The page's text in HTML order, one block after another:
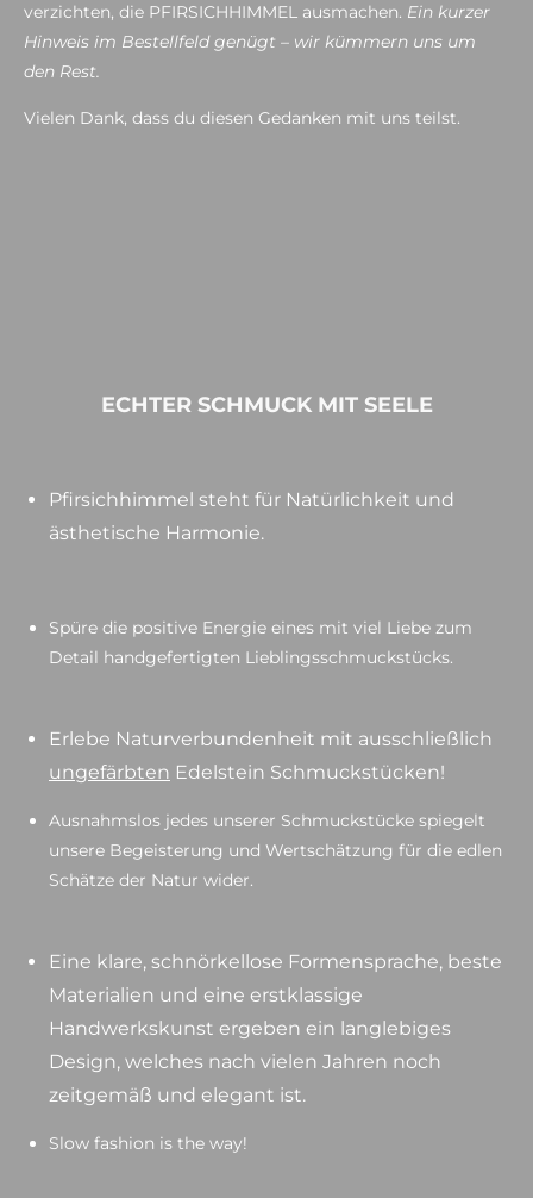
verzichten, die PFIRSICHHIMMEL ausmachen. Ein kurzer
Hinweis im Bestellfeld genügt – wir kümmern uns um
den Rest.
Vielen Dank, dass du diesen Gedanken mit uns teilst.
ECHTER SCHMUCK MIT SEELE
Pfirsichhimmel steht für Natürlichkeit und
ästhetische Harmonie.
Spüre die positive Energie eines mit viel Liebe zum
Detail handgefertigten Lieblingsschmuckstücks.
Erlebe Naturverbundenheit mit ausschließlich
ungefärbten Edelstein Schmuckstücken!
Ausnahmslos jedes unserer Schmuckstücke spiegelt
unsere Begeisterung und Wertschätzung für die edlen
Schätze der Natur wider.
Eine klare, schnörkellose Formensprache, beste
Materialien und eine erstklassige
Handwerkskunst ergeben ein langlebiges
Design, welches nach vielen Jahren noch
zeitgemäß und elegant ist.
Slow fashion is the way!